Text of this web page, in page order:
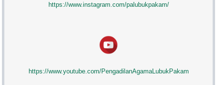
https://www.instagram.com/palubukpakam/
https://www.youtube.com/PengadilanAgamaLubukPakam